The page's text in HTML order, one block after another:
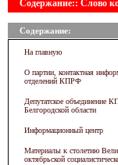
Содержание:: Слово
Содержание:
На главную
О партии, контактная
отделений КПРФ
Депутатское объединение
Белгородской области
Информационный центр
Материалы к столетию
октябрьской